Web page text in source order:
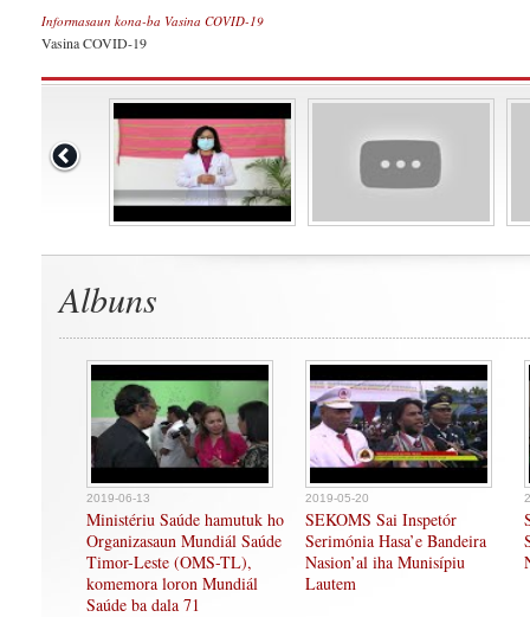
Informasaun kona-ba Vasina COVID-19
Vasina COVID-19
Albuns
2019-06-13
Ministériu Saúde hamutuk ho
Organizasaun Mundiál Saúde
Timor-Leste (OMS-TL),
komemora loron Mundiál
Saúde ba dala 71
2019-05-20
SEKOMS Sai Inspetór
Serimónia Hasa’e Bandeira
Nasion’al iha Munisípiu
Lautem